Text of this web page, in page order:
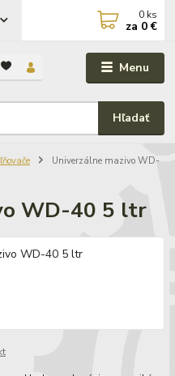
Menu
Hľadať
0 ks
za 0 €
Univerzálne mazivo WD-
WD-40 5 ltr